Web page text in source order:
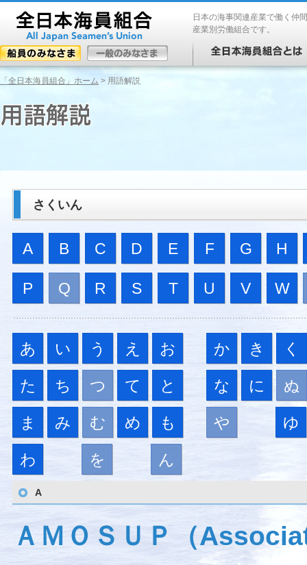
日本の海事関連産業で働く仲
産業別労働組合です。
「全日本海員組合」ホーム > 用語解説
さくいん
A B C D E F G H
P Q R S T U V W
あ い う え お か き く
た ち つ て と な に ぬ
ま み む め も や ゆ
わ を ん
A
ＡＭＯＳＵＰ（